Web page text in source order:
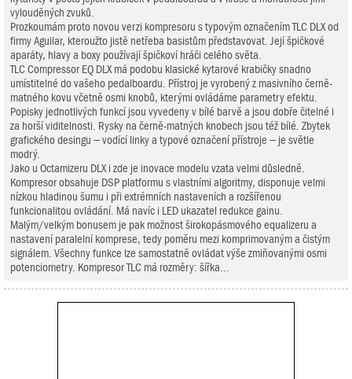
vylouděných zvuků.
Prozkoumám proto novou verzi kompresoru s typovým označením TLC DLX od
firmy Aguilar, kteroužto jistě netřeba basistům představovat. Její špičkové
aparáty, hlavy a boxy používají špičkoví hráči celého světa.
TLC Compressor EQ DLX má podobu klasické kytarové krabičky snadno
umístitelné do vašeho pedalboardu. Přístroj je vyrobený z masivního černě-
matného kovu včetně osmi knobů, kterými ovládáme parametry efektu.
Popisky jednotlivých funkcí jsou vyvedeny v bílé barvě a jsou dobře čitelné i
za horší viditelnosti. Rysky na černě-matných knobech jsou též bílé. Zbytek
grafického desingu – vodící linky a typové označení přístroje – je světle
modrý.
Jako u Octamizeru DLX i zde je inovace modelu vzata velmi důsledně.
Kompresor obsahuje DSP platformu s vlastními algoritmy, disponuje velmi
nízkou hladinou šumu i při extrémních nastaveních a rozšířenou
funkcionalitou ovládání. Má navíc i LED ukazatel redukce gainu.
Malým/velkým bonusem je pak možnost širokopásmového equalizeru a
nastavení paralelní komprese, tedy poměru mezi komprimovaným a čistým
signálem. Všechny funkce lze samostatně ovládat výše zmiňovanými osmi
potenciometry. Kompresor TLC má rozměry: šířka...